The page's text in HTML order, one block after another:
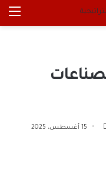
أرسل 15 أغسطس، 2025